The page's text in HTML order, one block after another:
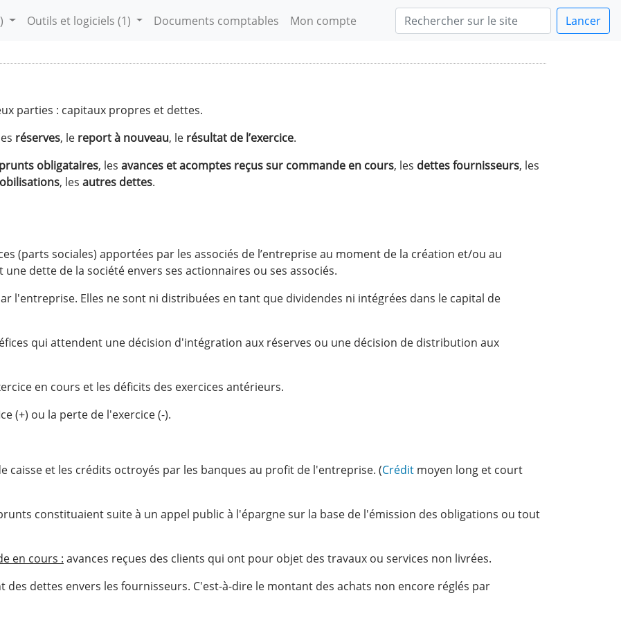
Outils et logiciels (1) Documents comptables Mon compte Lancer
parties : capitaux propres et dettes.
réserves, le report à nouveau, le résultat de l’exercice.
obligataires, les avances et acomptes reçus sur commande en cours, les dettes fournisseurs, les
, les autres dettes.
(parts sociales) apportées par les associés de l’entreprise au moment de la création et/ou au
dette de la société envers ses actionnaires ou ses associés.
l'entreprise. Elles ne sont ni distribuées en tant que dividendes ni intégrées dans le capital de
qui attendent une décision d'intégration aux réserves ou une décision de distribution aux
en cours et les déficits des exercices antérieurs.
(+) ou la perte de l'exercice (-).
caisse et les crédits octroyés par les banques au profit de l'entreprise. (Crédit moyen long et court
constituaient suite à un appel public à l'épargne sur la base de l'émission des obligations ou tout
en cours : avances reçues des clients qui ont pour objet des travaux ou services non livrées.
des dettes envers les fournisseurs. C'est-à-dire le montant des achats non encore réglés par